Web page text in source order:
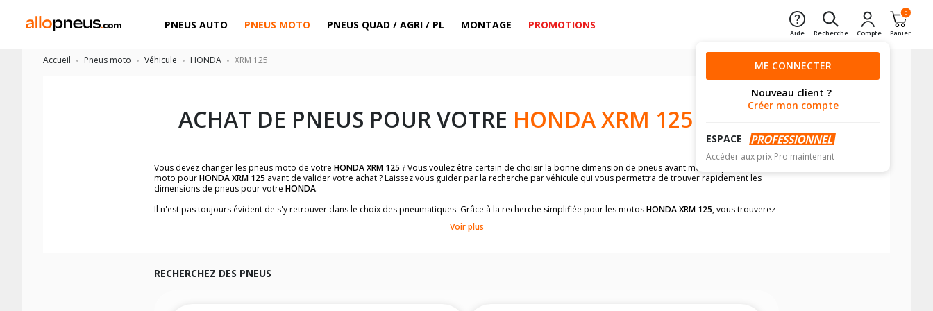
PNEUS AUTO PNEUS MOTO PNEUS QUAD / AGRI / PL MONTAGE PROMOTIONS
Aide Recherche Compte
0
Panier
ME CONNECTER
Nouveau client ?
Créer mon compte
ESPACE
Accéder aux prix Pro maintenant
Accueil Pneus moto Véhicule HONDA XRM 125
ACHAT DE PNEUS POUR VOTRE HONDA XRM 125
Vous devez changer les pneus moto de votre HONDA XRM 125 ? Vous voulez être certain de choisir la bonne dimension de pneus avant moto et pneus arrière
moto pourHONDA XRM 125 avant de valider votre achat ? Laissez vous guider par la recherche par véhicule qui vous permettra de trouver rapidement les
dimensions de pneus pour votre HONDA.
Il n'est pas toujours évident de s'y retrouver dans le choix des pneumatiques. Grâce à la recherche simplifiée pour les motosHONDA XRM 125, vous trouverez
Vous ne savez pas comment trouver les dimensions de vos pneus ? Ces informations sont indiquées sur le flanc des pneumatiques, dans le carnet de bord de
facilement.
Voir plus
RECHERCHEZ DES PNEUS